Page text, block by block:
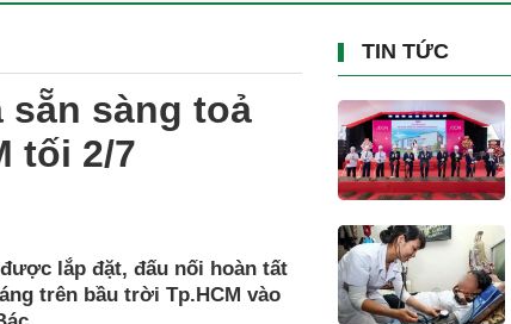
sẵn sàng toả
tối 2/7
lắp đặt, đấu nối hoàn tất
trên bầu trời Tp.HCM vào
TIN TỨC